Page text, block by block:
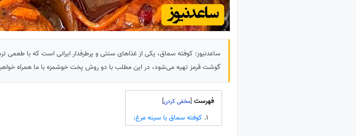
ساعدنیوز: کوفته سماق، یکی از غذاهای سنتی و پرطرفدار ایرانی است که با طعمی
گوشت قرمز تهیه می‌شود، در این مطلب با دو روش پخت خوشمزه با ما همراه
فهرست ]
کوفته سماق با سینه مرغ: